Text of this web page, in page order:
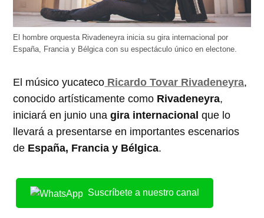
El hombre orquesta Rivadeneyra inicia su gira internacional por
España, Francia y Bélgica con su espectáculo único en electone.
El músico yucateco Ricardo Tovar Rivadeneyra,
conocido artísticamente como Rivadeneyra,
iniciará en junio unagira internacional que lo
llevará a presentarse en importantes escenarios
de España, Francia y Bélgica.
Suscríbete a nuestro canal